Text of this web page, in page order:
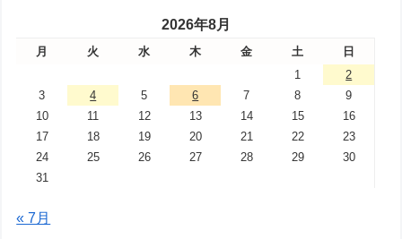
2026年8月
月 火 水 木 金 土
日
1
2
3
4 5 6 7 8
9
10
11 12 13 14 15
16
17
18 19 20 21 22
23
24
25 26 27 28 29
30
31
« 7月